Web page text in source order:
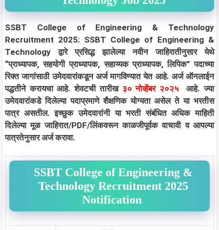
SSBT College of Engineering & Technology
Recruitment 2025: SSBT College of Engineering &
Technology द्वारे प्रसिद्ध झालेल्या नवीन जाहिरातीनुसार येथे
“प्राध्यापक, सहयोगी प्राध्यापक, सहाय्यक प्राध्यापक, लिपिक” पदाच्या
रिक्त जागांसाठी उमेदवारांकडून अर्ज मागविण्यात येत आहे. अर्ज ऑनलाईन
पद्धतीने करायचा आहे. शेवटची तारीख ३० नोव्हेंबर २०२५
आहे. ज्या
उमेदवारांकडे दिलेल्या पदाप्रमाणे शैक्षणिक योग्यता असेल ते या भरतीस
पात्र असतील. इच्छुक उमेदवारांनी या भरती संबंधित अधिक माहिती
दिलेल्या मूळ जाहिरात/PDF/लिंकवरून काळजीपूर्वक वाचावी व आपल्या
पात्रतेनुसार अर्ज करावा.
SSBT College of Engineering &
Technology Recruitment 2025
Notification